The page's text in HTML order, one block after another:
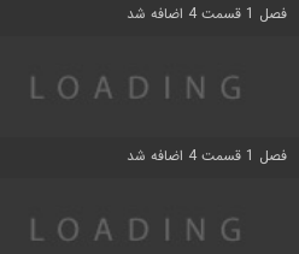
فصل 1 قسمت 4 اضافه شد
فصل 1 قسمت 4 اضافه شد